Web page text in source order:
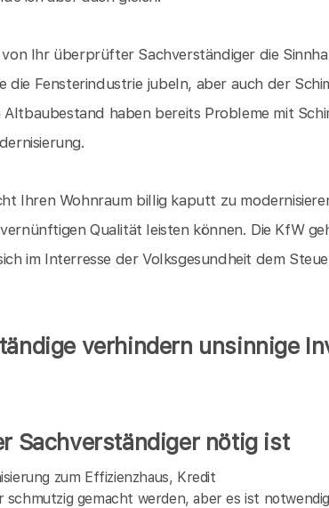
Ihr überprüfter Sachverständiger die
Fensterindustrie jubeln, aber auch der
haben bereits Probleme mit
Ihren Wohnraum billig kaputt zu
Qualität leisten können. Die KfW
im Interresse der Volksgesundheit dem
verhindern unsinnige
Sachverständiger nötig ist
zum Effizienzhaus, Kredit
schmutzig gemacht werden, aber es ist